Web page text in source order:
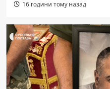
16 години тому назад